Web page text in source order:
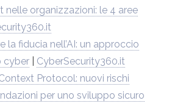
nelle organizzazioni: le 4 aree
la fiducia nell’AI: un approccio
cyber
CyberSecurity360.it
Protocol: nuovi rischi
per uno sviluppo sicuro